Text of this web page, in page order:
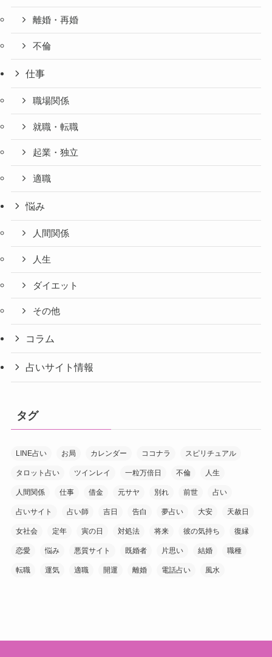
離婚・再婚
不倫
仕事
職場関係
就職・転職
起業・独立
適職
悩み
人間関係
人生
ダイエット
その他
コラム
占いサイト情報
タグ
LINE占い お局 カレンダー ココナラ スピリチュアル
タロット占い ツインレイ 一粒万倍日 不倫 人生
人間関係 仕事 借金 元サヤ 別れ 前世 占い
占いサイト 占い師 吉日 告白 夢占い 大安 天赦日
女社会 定年 寅の日 対処法 将来 彼の気持ち 復縁
恋愛 悩み 悪質サイト 既婚者 片思い 結婚 職種
転職 運気 適職 開運 離婚 電話占い 風水